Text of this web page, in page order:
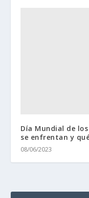
Día Mundial de
se enfrentan y
08/06/2023